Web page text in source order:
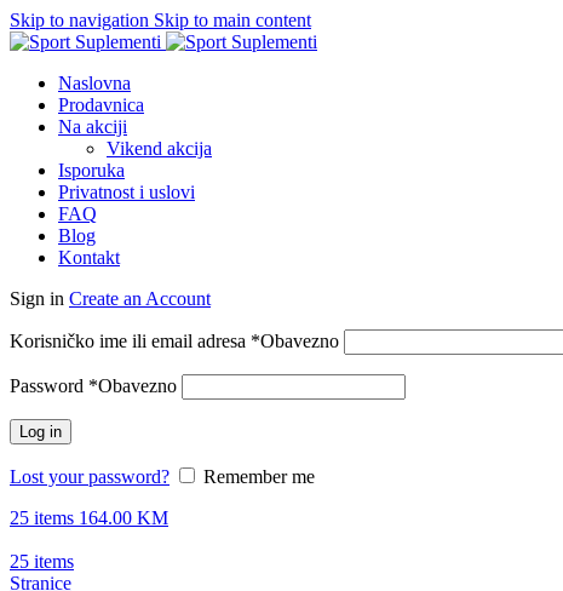
Skip to navigation Skip to main content
Naslovna
Prodavnica
Na akciji
Vikend akcija
Isporuka
Privatnost i uslovi
FAQ
Blog
Kontakt
Sign in Create an Account
Korisničko ime ili email adresa *Obavezno
Password *Obavezno
Log in
Lost your password?
Remember me
25 items 164.00 KM
25 items
Stranice